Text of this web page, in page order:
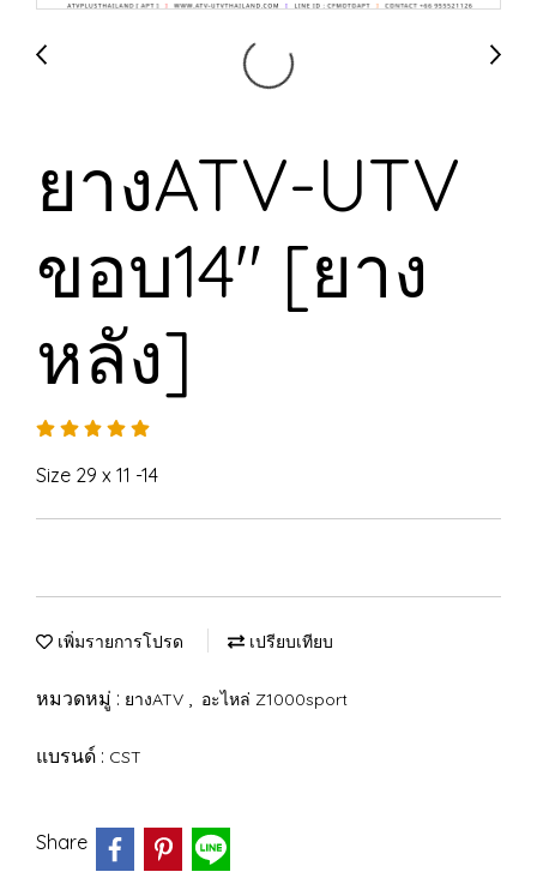
ยางATV-UTV
ขอบ14" [ยาง
หลัง]
Size 29 x 11 -14
เพิ่มรายการโปรด เปรียบเทียบ
หมวดหมู่ : ยางATV , อะไหล่ Z1000sport
แบรนด์ : CST
Share